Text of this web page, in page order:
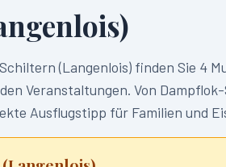
Schiltern (Langenlois)finden Sie 4
Veranstaltungen. Von
Ausflugstipp für Familien und